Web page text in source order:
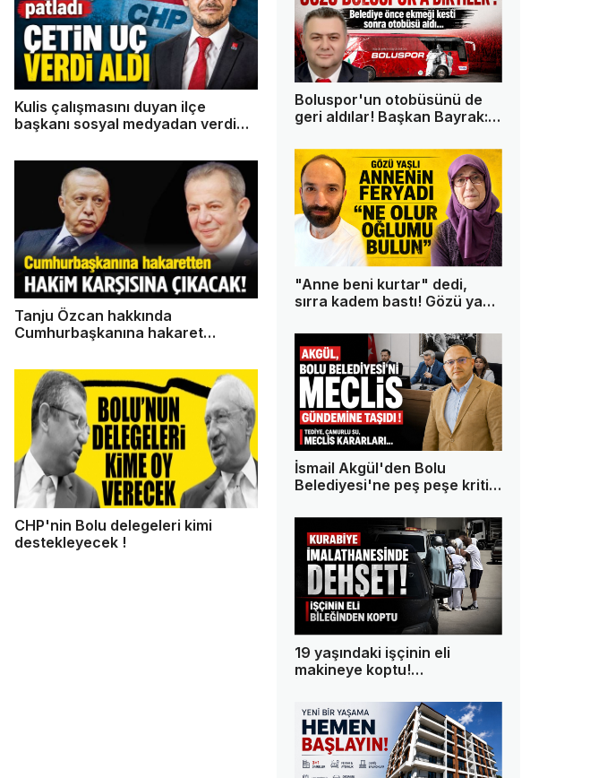
Kulis çalışmasını duyan ilçe
başkanı sosyal medyadan verdi
Tanju Özcan hakkında
Cumhurbaşkanına hakaret
çıkacak
CHP'nin Bolu delegeleri kimi
destekleyecek !
Boluspor'un otobüsünü de
geri aldılar! Başkan Bayrak:
ben değilim"
"Anne beni kurtar" dedi,
sırra kadem bastı! Gözü yaşlı
haber alamıyor
İsmail Akgül'den Bolu
Belediyesi'ne peş peşe kritik
19 yaşındaki işçinin eli
makineye koptu!